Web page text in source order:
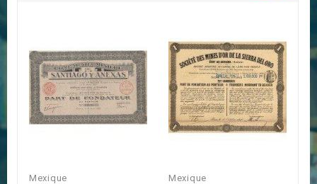
Mexique Mexique